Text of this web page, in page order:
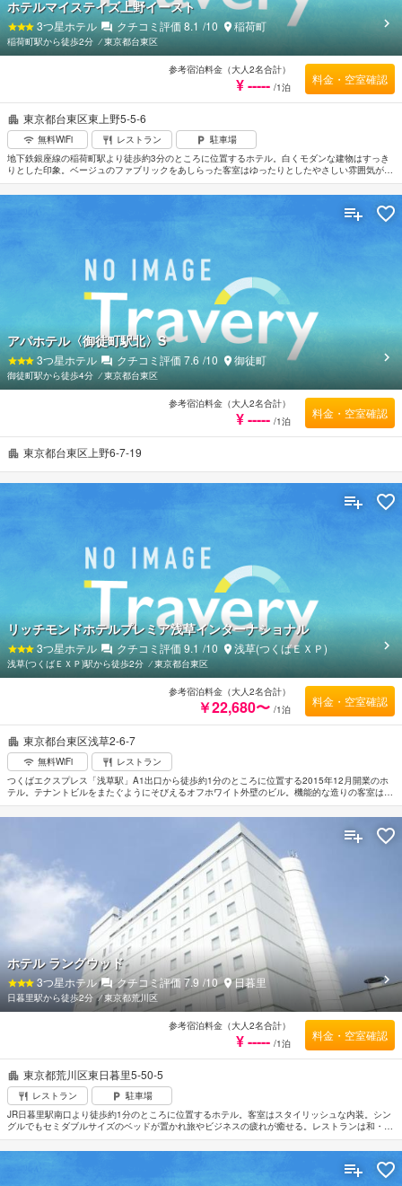
東京都台東区東上野5-5-6
無料WiFi レストラン
駐車場
地下鉄銀座線の稲荷町駅より徒歩約3分のところに位置するホテル。白くモダンな建物はすっき
りとした印象。ベージュのファブリックをあしらった客室はゆったりとしたやさしい雰囲気がた
だよっている。レストランではカジュアルな養殖を提供しており地元の人も訪れる。上野駅まで
徒歩約7分。東京スカイツリーへは車で約15分。
ホテルマイステイズ上野イースト
3つ星ホテル クチコミ評価 8.1 /10 稲荷町
稲荷町駅から徒歩2分 ⁄東京都台東区
参考宿泊料金（大人2名合計）
¥ ----- /1泊
料金・空室確認
東京都台東区上野6-7-19
アパホテル〈御徒町駅北〉S
3つ星ホテル クチコミ評価 7.6 /10 御徒町
御徒町駅から徒歩4分 ⁄東京都台東区
参考宿泊料金（大人2名合計）
¥ ----- /1泊
料金・空室確認
東京都台東区浅草2-6-7
無料WiFi
レストラン
つくばエクスプレス「浅草駅」A1出口から徒歩約1分のところに位置する2015年12月開業のホ
テル。テナントビルをまたぐようにそびえるオフホワイト外壁のビル。機能的な造りの客室は、
落ち着いた色調のモダンインテリアでシンプルにまとめられている。館内にはコインランドリー
などの付帯施設を完備。近隣には姉妹ホテル「リッチモンドホテル浅草」がある。浅草寺まで徒
歩約2分、仲見世通りまで徒歩約8分。東武スカイツリーライン「浅草駅」から徒歩約7分、地下
鉄銀座線・浅草線「浅草駅」から徒歩約8分。羽田空港から約24km、成田空港から約70km。
リッチモンドホテルプレミア浅草インターナショナル
3つ星ホテル クチコミ評価 9.1 /10 浅草(つくばＥＸＰ)
浅草(つくばＥＸＰ)駅から徒歩2分 ⁄東京都台東区
参考宿泊料金（大人2名合計）
￥22,680〜 /1泊
料金・空室確認
東京都荒川区東日暮里5-50-5
レストラン
駐車場
JR日暮里駅南口より徒歩約1分のところに位置するホテル。客室はスタイリッシュな内装。シン
グルでもセミダブルサイズのベッドが置かれ旅やビジネスの疲れが癒せる。レストランは和・
洋・中の3軒ありバラエティー豊か。成田空港からスカイライナーを利用して約36分。
ホテル ラングウッド
3つ星ホテル クチコミ評価7.9 /10 日暮里
日暮里駅から徒歩2分 ⁄東京都荒川区
参考宿泊料金（大人2名合計）
¥ ----- /1泊
料金・空室確認